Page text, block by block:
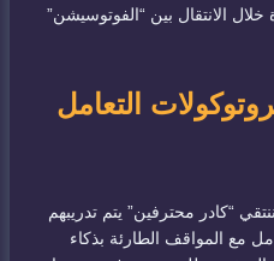
الانتقال بين “الفوتوسيشن”
التعامل
“كادر محترفين” يتم تدريبهم
مع المواقف الطارئة بذكاء